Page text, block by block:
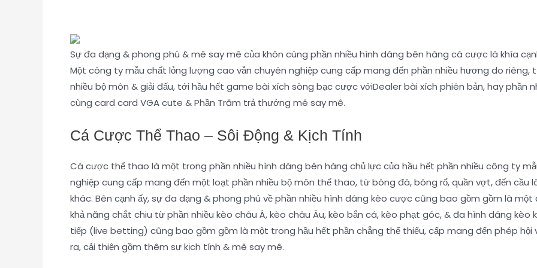
Sự đa dạng & phong phú & mê say mê của khôn cùng phần nhiều hình dáng bên hàng cá cược là khía
Một công ty mẫu chất lỏng lượng cao vẫn chuyên nghiệp cung cấp mang đến phần nhiều hương do
nhiều bộ môn & giải đấu, tới hầu hết game bài xích sòng bạc cược vớiDealer bài xích phiên bản, hay phần
cùng card card VGA cute & Phần Trăm trả thưởng mê say mê.
Cá Cược Thể Thao – Sôi Động & Kịch Tính
Cá cược thể thao là một trong phần nhiều hình dáng bên hàng chủ lực của hầu hết phần nhiều công ty
nghiệp cung cấp mang đến một loạt phần nhiều bộ môn thể thao, từ bóng đá, bóng rổ, quần vợt, đến cầu
khác. Bên cạnh ấy, sự đa dạng & phong phú về phần nhiều hình dáng kèo cược cũng bao gồm gồm là
khả năng chắt chiu từ phần nhiều kèo châu Á, kèo châu Âu, kèo bắn cá, kèo phạt góc, & đa hình dáng
tiếp (live betting) cũng bao gồm gồm là một trong hầu hết phần chẳng thể thiếu, cấp mang đến phép
ra, cải thiện gồm thêm sự kịch tính & mê say mê.